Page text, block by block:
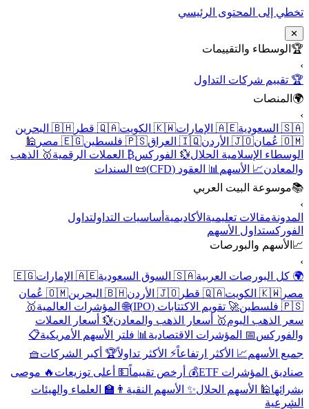
تخطي إلى المحتوى الرئيسي
✕
🏆 الوسطاء والتقييمات
›
🏆 تقييم شركات التداول
🌍 المنصات
›
🇸🇦 السعودية
🇦🇪 الإمارات 🇰🇼 الكويت 🇶🇦 قطر
🇧🇭 البحرين
🇴🇲 عُمان
🇯🇴 الأردن 🇮🇶 العراق 🇵🇸 فلسطين 🇪🇬 مصر
🕌
الوسطاء الإسلامية الحلال💱 الفوركس₿ العملات الرقمية🥇 الذهب
والمعادن📈 الأسهم 📊 العقود (CFD)
📜 السندات
📚موسوعة البيت العربي
›
المدونةمقالات تعليمية الأكاديمية أساسيات التداولتداول
الفوركستداول الأسهم
📈 الأسهم والبورصات
›
🌍 كل البورصات العربية🇸🇦 السوق السعودية 🇦🇪 الإمارات
🇪🇬
مصر 🇰🇼 الكويت 🇶🇦 قطر 🇯🇴 الأردن 🇧🇭 البحرين
🇴🇲 عُمان
🇵🇸 فلسطين
🚀 تقويم الاكتتابات (IPO) 🌐 المؤشرات العالمية🥇
سعر الذهب اليوم🥇 أسعار الذهب والمعادن💱 أسعار العملات
والفوركس📅 المؤشرات الاقتصادية 📊 فلتر الأسهم الأمريكية📋
جميع الأسهم📈 الأكثر ارتفاعاً⚡ الأكثر تداولاً🏆 أكبر الشركات🧺
صناديق المؤشرات ETF
💰 أرخص تقييماً💵 أعلى توزيعات 🔥 موصى
بشرائها🕌 الأسهم الحلال✨ الأسهم النقية 👨‍🏫 العلماء والهيئات
الشرعية